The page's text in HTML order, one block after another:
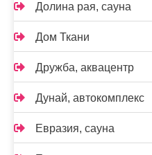
Долина рая, сауна
Дом Ткани
Дружба, аквацентр
Дунай, автокомплекс
Евразия, сауна